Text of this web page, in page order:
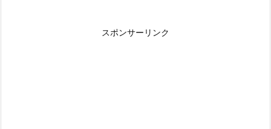
スポンサーリンク